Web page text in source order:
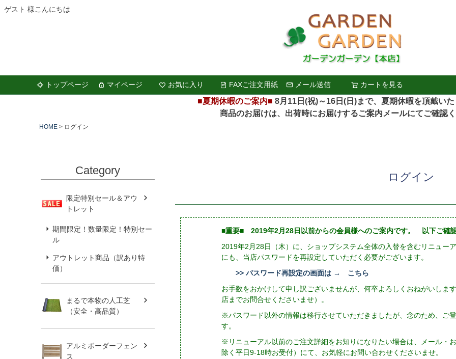
ゲスト 様こんにちは
トップページ マイページ お気に入り FAXご注文用紙 メール送信 カートを見る
検索
■夏期休暇のご案内■ 8月11日(祝)～16日(日)まで、夏期休暇を頂戴い
商品のお届けは、出荷時にお届けするご案内メールにてご確認く
HOME ログイン
Category
限定特別セール＆アウ
トレット
期間限定！数量限定！特別セー
ル
アウトレット商品（訳あり特
価）
まるで本物の人工芝
（安全・高品質）
アルミボーダーフェン
ス
ログイン
■重要■ 2019年2月28日以前からの会員様へのご案内です。 以下ご確
2019年2月28日（木）に、ショップシステム全体の入替を含むリニュー
にも、当店パスワードを再設定していただく必要がございます。
>> パスワード再設定の画面は → こちら
お手数をおかけして申し訳ございませんが、何卒よろしくおねがいし
店までお問合せくださいませ）。
※パスワード以外の情報は移行させていただきましたが、念のため、ご
す。
※リニューアル以前のご注文詳細をお知りになりたい場合は、メール
除く平日9-18時お受付）にて、お気軽にお問い合わせくださいませ。